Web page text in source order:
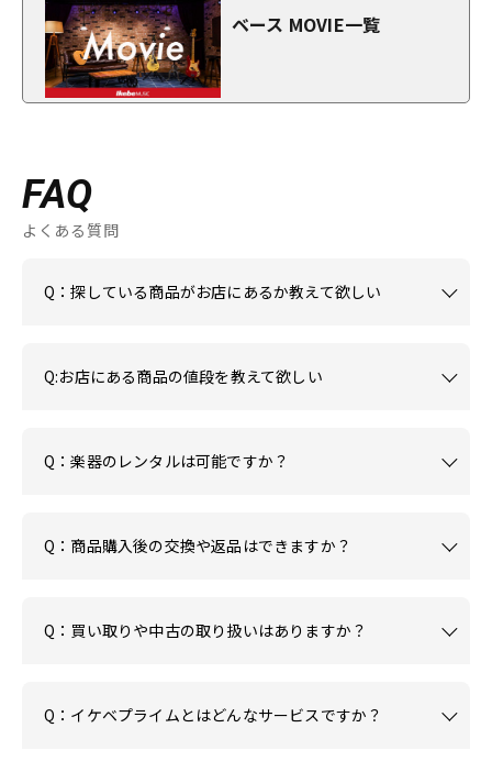
ベース MOVIE一覧
FAQ
よくある質問
Q：探している商品がお店にあるか教えて欲しい
Q:お店にある商品の値段を教えて欲しい
Q：楽器のレンタルは可能ですか？
Q：商品購入後の交換や返品はできますか？
Q：買い取りや中古の取り扱いはありますか？
Q：イケベプライムとはどんなサービスですか？